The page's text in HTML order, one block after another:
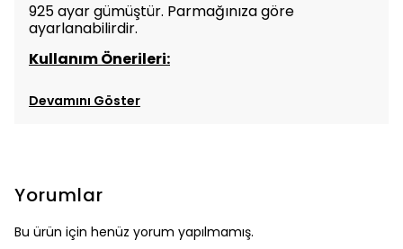
925 ayar gümüştür. Parmağınıza göre
ayarlanabilirdir.
Kullanım Önerileri:
Devamını Göster
Yorumlar
Bu ürün için henüz yorum yapılmamış.